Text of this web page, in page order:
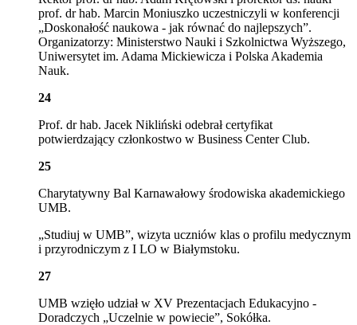
prof. dr hab. Marcin Moniuszko uczestniczyli w konferencji
„Doskonałość naukowa - jak równać do najlepszych”.
Organizatorzy: Ministerstwo Nauki i Szkolnictwa Wyższego,
Uniwersytet im. Adama Mickiewicza i Polska Akademia
Nauk.
24
Prof. dr hab. Jacek Nikliński odebrał certyfikat
potwierdzający członkostwo w Business Center Club.
25
Charytatywny Bal Karnawałowy środowiska akademickiego
UMB.
„Studiuj w UMB”, wizyta uczniów klas o profilu medycznym
i przyrodniczym z I LO w Białymstoku.
27
UMB wzięło udział w XV Prezentacjach Edukacyjno -
Doradczych „Uczelnie w powiecie”, Sokółka.